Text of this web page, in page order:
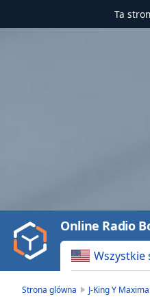
Ta
Video
Play
Backward
Skip
Wszystkie
Online Radio
Strona glówna J-King Y